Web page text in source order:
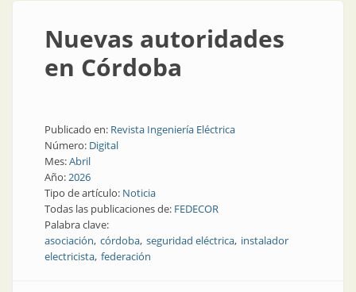
Nuevas autoridades
en Córdoba
Publicado en: Revista Ingeniería Eléctrica
Número: Digital
Mes:Abril
Año:2026
Tipo de artículo: Noticia
Todas las publicaciones de: FEDECOR
Palabra clave:
asociación córdoba seguridad eléctrica instalador
electricista federación